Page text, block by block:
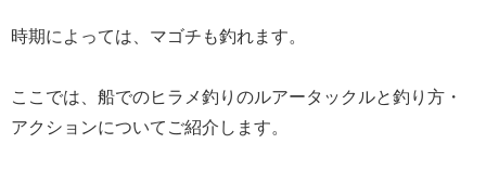
時期によっては、マゴチも釣れます。
ここでは、船でのヒラメ釣りのルアータックルと釣り方・
アクションについてご紹介します。